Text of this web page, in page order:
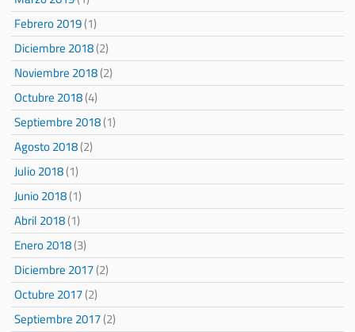
Febrero 2019(1)
Diciembre 2018(2)
Noviembre 2018(2)
Octubre 2018(4)
Septiembre 2018(1)
Agosto 2018(2)
Julio 2018(1)
Junio 2018(1)
Abril 2018(1)
Enero 2018(3)
Diciembre 2017(2)
Octubre 2017(2)
Septiembre 2017(2)